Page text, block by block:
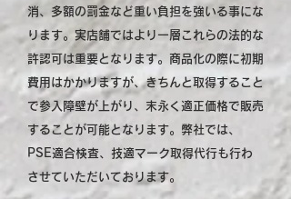
消、多額の罰金など重い負担を強いる事にな
ります。実店舗ではより一層これらの法的な
許認可は重要となります。商品化の際に初期
費用はかかりますが、きちんと取得すること
で参入障壁が上がり、末永く適正価格で販売
することが可能となります。弊社では、
PSE適合検査、技適マーク取得代行も行わ
させていただいております。